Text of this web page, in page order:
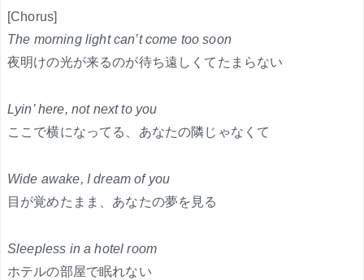
[Chorus]
The morning light can’t come too soon
夜明けの光が来るのが待ち遠しくてたまらない
Lyin’ here, not next to you
ここで横になってる、あなたの隣じゃなくて
Wide awake, I dream of you
目が覚めたまま、あなたの夢を見る
Sleepless in a hotel room
ホテルの部屋で眠れない